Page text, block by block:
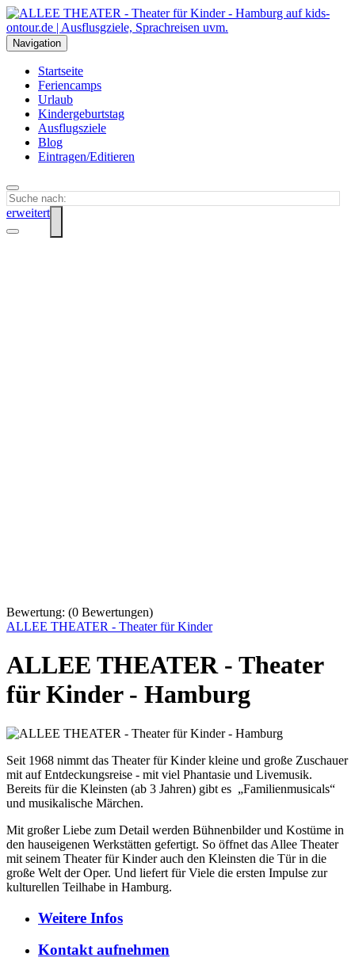
Navigation
Startseite
Feriencamps
Urlaub
Kindergeburtstag
Ausflugsziele
Blog
Eintragen/Editieren
erweitert
Bewertung: (0 Bewertungen)
ALLEE THEATER - Theater für Kinder
ALLEE THEATER - Theater
für Kinder - Hamburg
Seit 1968 nimmt das Theater für Kinder kleine und große Zuschauer
mit auf Entdeckungsreise - mit viel Phantasie und Livemusik.
Bereits für die Kleinsten (ab 3 Jahren) gibt es „Familienmusicals“
und musikalische Märchen.
Mit großer Liebe zum Detail werden Bühnenbilder und Kostüme in
den hauseigenen Werkstätten gefertigt. So öffnet das Allee Theater
mit seinem Theater für Kinder auch den Kleinsten die Tür in die
große Welt der Oper. Und liefert für Viele die ersten Impulse zur
kulturellen Teilhabe in Hamburg.
Weitere Infos
Kontaktaufnehmen